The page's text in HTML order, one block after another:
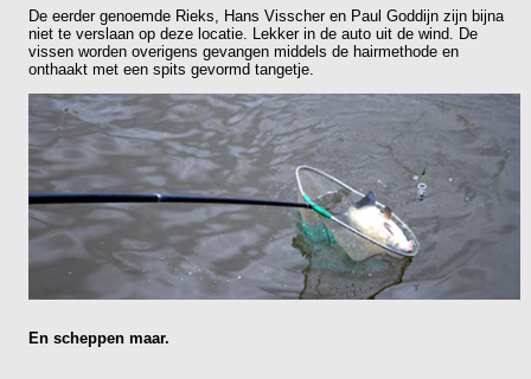
De eerder genoemde Rieks, Hans Visscher en Paul Goddijn zijn bijna
niet te verslaan op deze locatie. Lekker in de auto uit de wind. De
vissen worden overigens gevangen middels de hairmethode en
onthaakt met een spits gevormd tangetje.
En scheppen maar.